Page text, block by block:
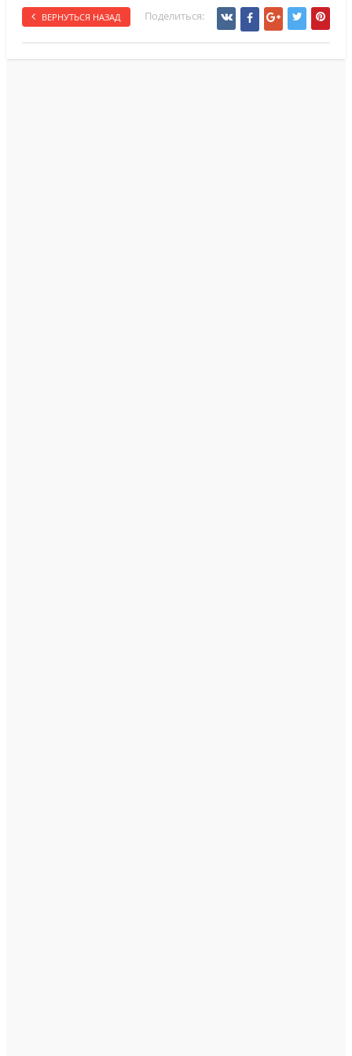
ВЕРНУТЬСЯ НАЗАД Поделиться: